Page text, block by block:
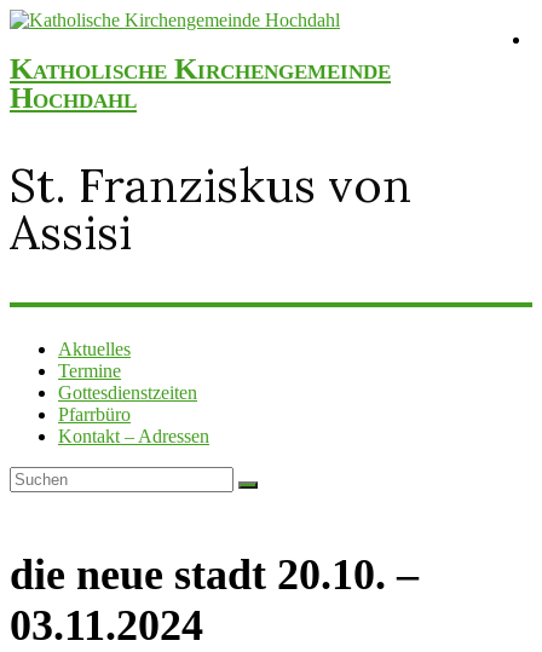
Katholische Kirchengemeinde
Hochdahl
St. Franziskus von
Assisi
Aktuelles
Termine
Gottesdienstzeiten
Pfarrbüro
Kontakt – Adressen
die neue stadt 20.10. –
03.11.2024